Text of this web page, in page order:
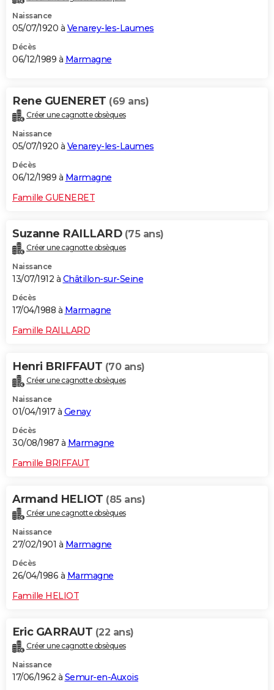
Naissance
05/07/1920 à Venarey-les-Laumes
Décès
06/12/1989 à Marmagne
Rene GUENERET (69 ans)
Créer une cagnotte obsèques
Naissance
05/07/1920 à Venarey-les-Laumes
Décès
06/12/1989 à Marmagne
Famille GUENERET
Suzanne RAILLARD (75 ans)
Créer une cagnotte obsèques
Naissance
13/07/1912 à Châtillon-sur-Seine
Décès
17/04/1988 à Marmagne
Famille RAILLARD
Henri BRIFFAUT (70 ans)
Créer une cagnotte obsèques
Naissance
01/04/1917 à Genay
Décès
30/08/1987 à Marmagne
Famille BRIFFAUT
Armand HELIOT (85 ans)
Créer une cagnotte obsèques
Naissance
27/02/1901 à Marmagne
Décès
26/04/1986 à Marmagne
Famille HELIOT
Eric GARRAUT (22 ans)
Créer une cagnotte obsèques
Naissance
17/06/1962 à Semur-en-Auxois